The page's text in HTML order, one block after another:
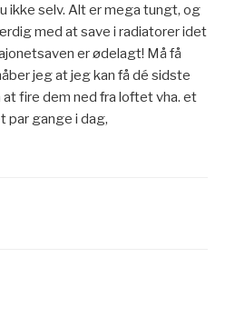
ikke selv. Alt er mega tungt, og
med at save i radiatorer idet
er ødelagt! Må få
jeg at jeg kan få dé sidste
at fire dem ned fra loftet vha. et
par gange i dag,